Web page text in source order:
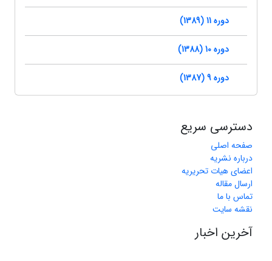
دوره 11 (1389)
دوره 10 (1388)
دوره 9 (1387)
دسترسی سریع
صفحه اصلی
درباره نشریه
اعضای هیات تحریریه
ارسال مقاله
تماس با ما
نقشه سایت
آخرین اخبار